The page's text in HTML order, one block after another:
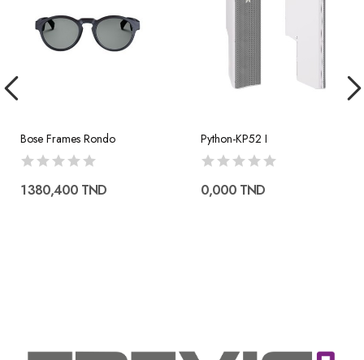
Bose Frames Rondo
1 380,400 TND
Python-KP52 I
0,000 TND